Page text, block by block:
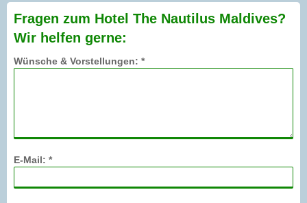
Fragen zum Hotel The Nautilus Maldives?
Wir helfen gerne:
Wünsche & Vorstellungen: *
E-Mail: *